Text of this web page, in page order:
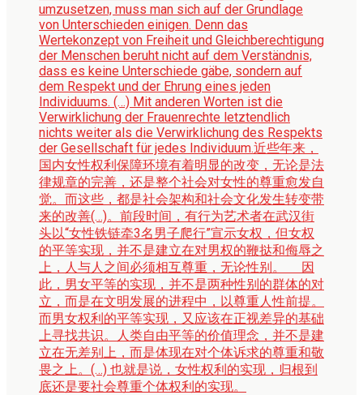
umzusetzen, muss man sich auf der Grundlage
von Unterschieden einigen. Denn das
Wertekonzept von Freiheit und Gleichberechtigung
der Menschen beruht nicht auf dem Verständnis,
dass es keine Unterschiede gäbe, sondern auf
dem Respekt und der Ehrung eines jeden
Individuums. (…) Mit anderen Worten ist die
Verwirklichung der Frauenrechte letztendlich
nichts weiter als die Verwirklichung des Respekts
der Gesellschaft für jedes Individuum.近些年来，
国内女性权利保障环境有着明显的改变，无论是法
律规章的完善，还是整个社会对女性的尊重愈发自
觉。而这些，都是社会架构和社会文化发生转变带
来的改善(…)。前段时间，有行为艺术者在武汉街
头以“女性铁链牵3名男子爬行”宣示女权，但女权
的平等实现，并不是建立在对男权的鞭挞和侮辱之
上，人与人之间必须相互尊重，无论性别。 因
此，男女平等的实现，并不是两种性别的群体的对
立，而是在文明发展的进程中，以尊重人性前提。
而男女权利的平等实现，又应该在正视差异的基础
上寻找共识。人类自由平等的价值理念，并不是建
立在无差别上，而是体现在对个体诉求的尊重和敬
畏之上。(…) 也就是说，女性权利的实现，归根到
底还是要社会尊重个体权利的实现。